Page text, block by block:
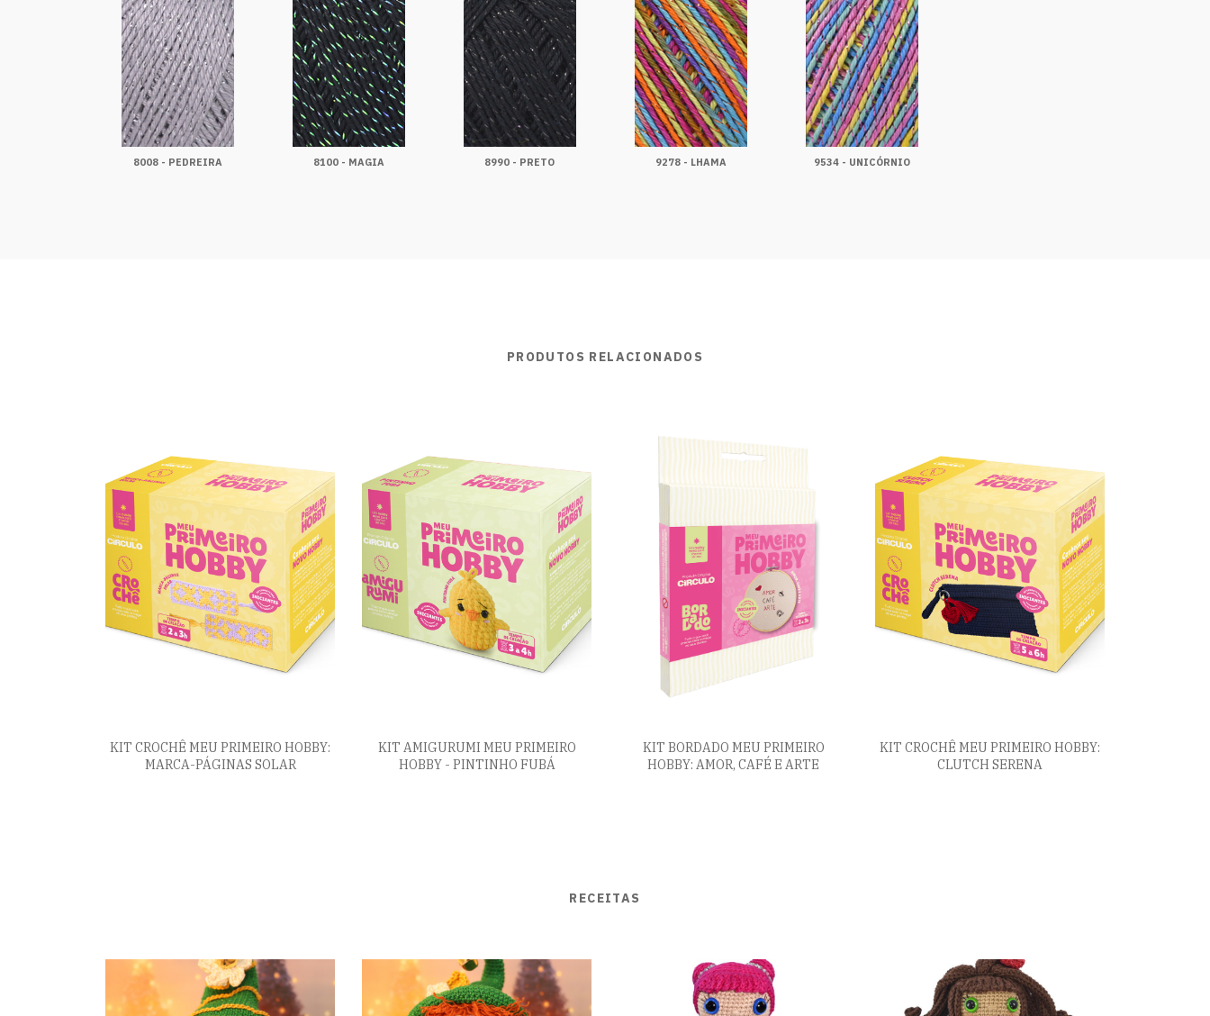
8008 - PEDREIRA 8100 - MAGIA 8990 - PRETO 9278 - LHAMA 9534 - UNICÓRNIO
PRODUTOS RELACIONADOS
KIT CROCHÊ MEU PRIMEIRO HOBBY:
MARCA-PÁGINAS SOLAR
KIT AMIGURUMI MEU PRIMEIRO
HOBBY - PINTINHO FUBÁ
KIT BORDADO MEU PRIMEIRO
HOBBY: AMOR, CAFÉ E ARTE
KIT CROCHÊ MEU PRIMEIRO HOBBY:
CLUTCH SERENA
RECEITAS